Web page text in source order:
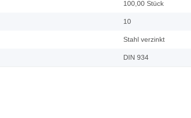
100,00 Stück
10
Stahl verzinkt
DIN 934